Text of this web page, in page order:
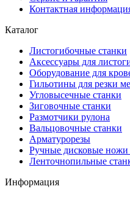
Контактная
Каталог
Листогибочные станки
Аксессуары для
Оборудование для
Гильотины для резки
Угловысечные станки
Зиговочные станки
Размотчики рулона
Вальцовочные станки
Арматурорезы
Ручные дисковые ножи
Ленточнопильные
Информация